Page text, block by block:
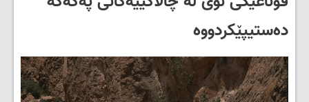
دەستیپێکردووە